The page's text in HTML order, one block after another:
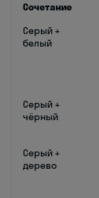
Сочетание
Серый +
белый
Серый +
чёрный
Серый +
дерево